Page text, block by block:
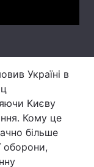
Україні в
Києву
Кому це
більше
оборони,